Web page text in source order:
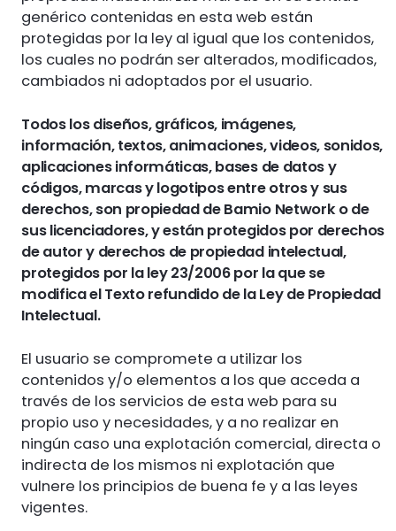
genérico contenidas en esta web están
protegidas por la ley al igual que los contenidos,
los cuales no podrán ser alterados, modificados,
cambiados ni adoptados por el usuario.
Todos los diseños, gráficos, imágenes,
información, textos, animaciones, videos, sonidos,
aplicaciones informáticas, bases de datos y
códigos, marcas y logotipos entre otros y sus
derechos, son propiedad de Bamio Network o de
sus licenciadores, y están protegidos por derechos
de autor y derechos de propiedad intelectual,
protegidos por la ley 23/2006 por la que se
modifica el Texto refundido de la Ley de Propiedad
Intelectual.
El usuario se compromete a utilizar los
contenidos y/o elementos a los que acceda a
través de los servicios de esta web para su
propio uso y necesidades, y a no realizar en
ningún caso una explotación comercial, directa o
indirecta de los mismos ni explotación que
vulnere los principios de buena fe y a las leyes
vigentes.